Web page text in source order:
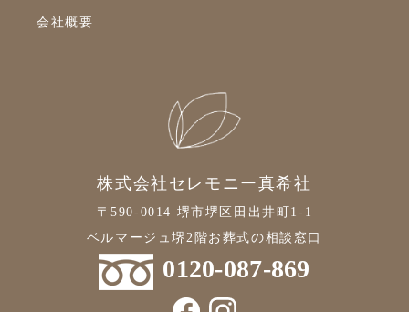
2021年8月
会社概要
株式会社セレモニー真希社
〒590-0014 堺市堺区田出井町1-1
ベルマージュ堺2階お葬式の相談窓口
0120-087-869